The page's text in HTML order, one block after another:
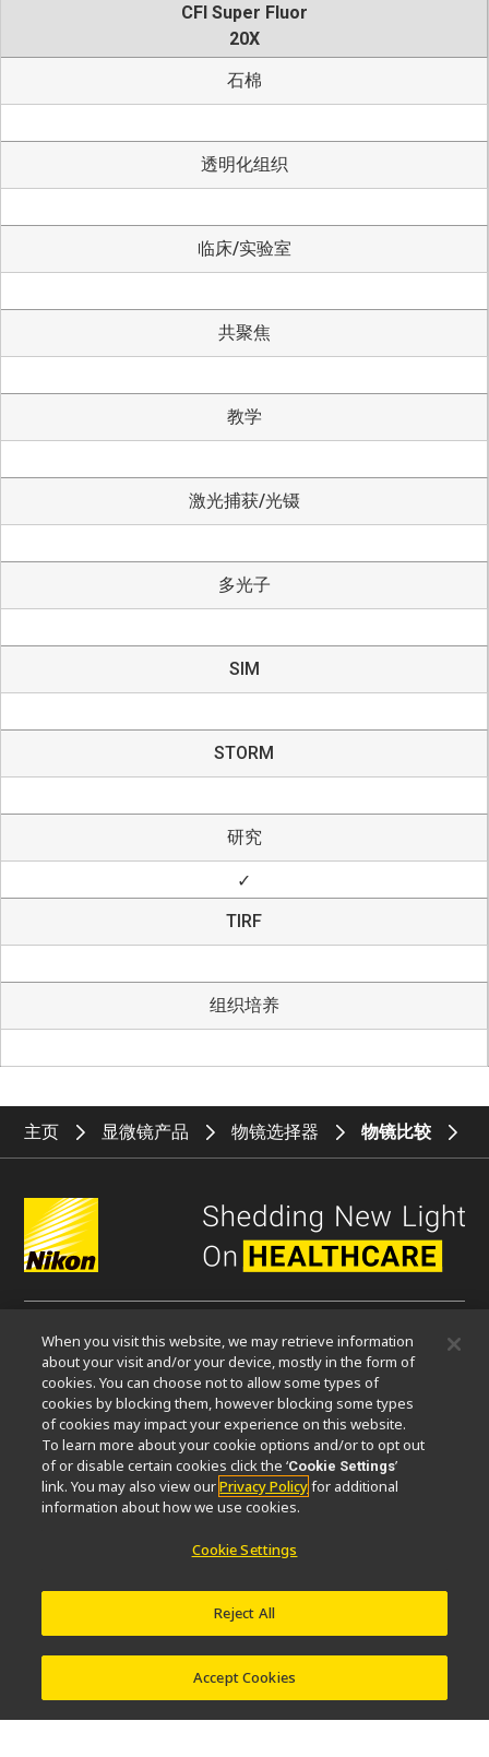
CFI Super Fluor
20X
石棉
透明化组织
临床/实验室
共聚焦
教学
激光捕获/光镊
多光子
SIM
STORM
研究
✓
TIRF
组织培养
主页 显微镜产品 物镜选择器 物镜比较
微信
关于我们
活动可持续发展 Well-being 显微镜事业100周年
相关网站
When you visit this website, we may retrieve information
about your visit and/or your device, mostly in the form of
cookies. You can choose not to allow some types of
cookies by blocking them, however blocking some types
of cookies may impact your experience on this website.
To learn more about your cookie options and/or to opt out
of or disable certain cookies click the ‘Cookie Settings’
link. You may also view ourPrivacy Policyfor additional
information about how we use cookies.
Cookie Settings
Reject All
Accept Cookies